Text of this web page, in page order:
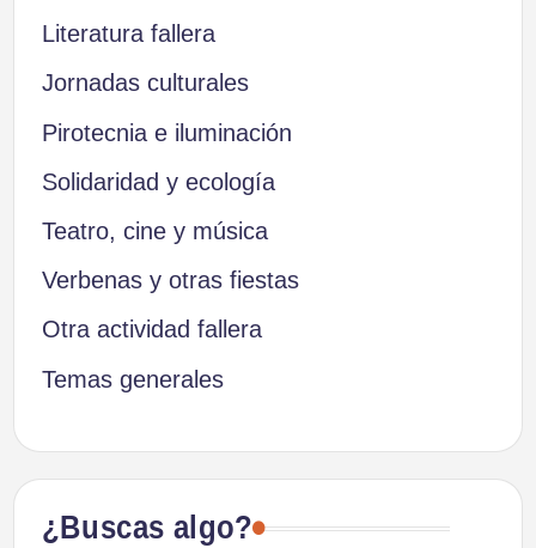
Literatura fallera
Jornadas culturales
Pirotecnia e iluminación
Solidaridad y ecología
Teatro, cine y música
Verbenas y otras fiestas
Otra actividad fallera
Temas generales
¿Buscas algo?